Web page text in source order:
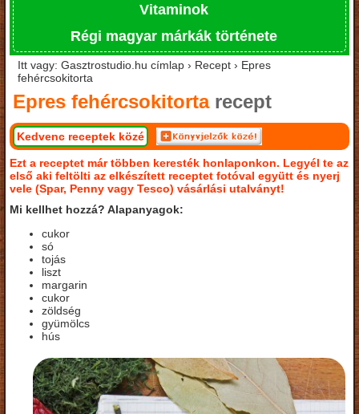
Vitaminok
Régi magyar márkák története
Itt vagy: Gasztrostudio.hu címlap › Recept › Epres
fehércsokitorta
Epres fehércsokitortarecept
Kedvenc receptek közé
Ezt a receptet már többen keresték honlaponkon. Legyél te az
első aki feltölti az elkészített receptet fotóval együtt és nyerj
vele (Spar, Penny vagy Tesco) vásárlási utalványt!
Mi kellhet hozzá? Alapanyagok:
cukor
só
tojás
liszt
margarin
cukor
zöldség
gyümölcs
hús